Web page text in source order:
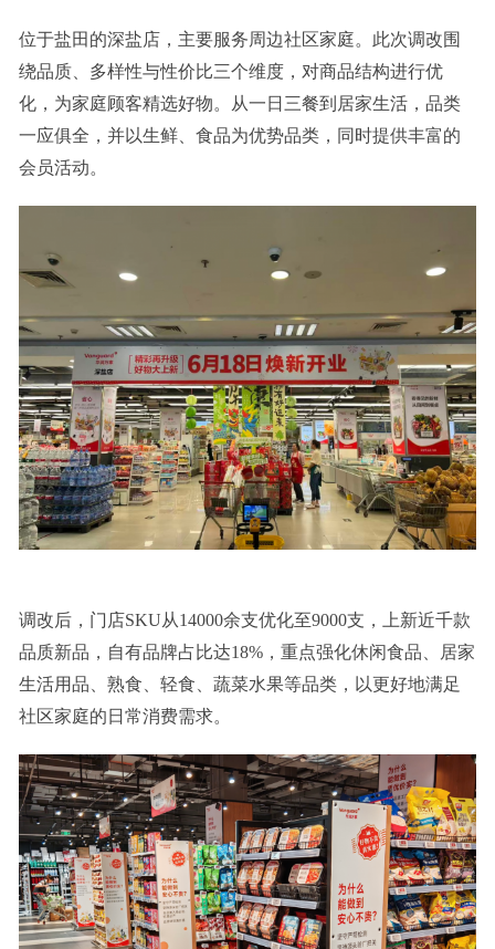
位于盐田的深盐店，主要服务周边社区家庭。此次调改围
绕品质、多样性与性价比三个维度，对商品结构进行优
化，为家庭顾客精选好物。从一日三餐到居家生活，品类
一应俱全，并以生鲜、食品为优势品类，同时提供丰富的
会员活动。
调改后，门店SKU从14000余支优化至9000支，上新近千款
品质新品，自有品牌占比达18%，重点强化休闲食品、居家
生活用品、熟食、轻食、蔬菜水果等品类，以更好地满足
社区家庭的日常消费需求。